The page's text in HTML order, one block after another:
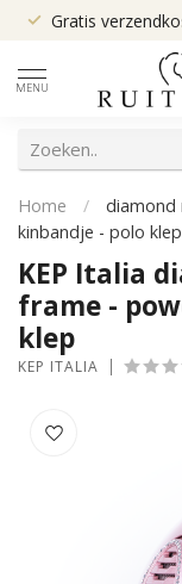
Gratis
MENU
Home /
diamond
kinbandje - polo klep
KEP Italia
frame -
klep
KEP ITALIA